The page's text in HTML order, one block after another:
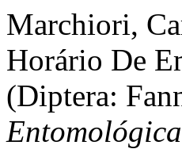
Marchiori,
Horário De
(Diptera: